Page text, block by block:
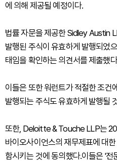
에 의해 제공될 예정이다.
법률 자문을 제공한 Sidley Austin
발행된 주식이 유효하게 발행되었
태임을 확인하는 의견서를 제출했
이들은 또한 워런트가 적절한 조건
발행되는 주식도 유효하게 발행될
또한, Deloitte & Touche LLP는
바이오사이언스의 재무제표에 대
함시키는 것에 동의했다.이들은 '